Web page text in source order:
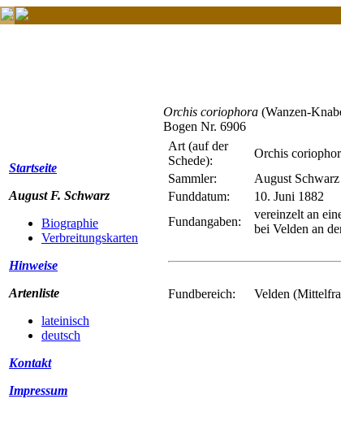
Startseite
August F. Schwarz
Biographie
Verbreitungskarten
Hinweise
Artenliste
lateinisch
deutsch
Kontakt
Impressum
Orchis coriophora (Wanzen-
Bogen Nr. 6906
Art (auf der
Schede):
Orchis
Sammler:
August Schwarz
Funddatum:
10. Juni 1882
Fundangaben:
vereinzelt an
bei Velden an
Fundbereich: Velden